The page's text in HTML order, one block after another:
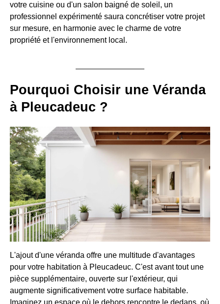
votre cuisine ou d'un salon baigné de soleil, un
professionnel expérimenté saura concrétiser votre projet
sur mesure, en harmonie avec le charme de votre
propriété et l'environnement local.
Pourquoi Choisir une Véranda
à Pleucadeuc ?
L'ajout d'une véranda offre une multitude d'avantages
pour votre habitation à Pleucadeuc. C'est avant tout une
pièce supplémentaire, ouverte sur l'extérieur, qui
augmente significativement votre surface habitable.
Imaginez un espace où le dehors rencontre le dedans, où